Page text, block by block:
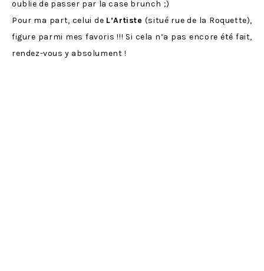
oublie de passer par la case brunch ;)
Pour ma part, celui de L’Artiste (situé rue de la Roquette),
figure parmi mes favoris !!! Si cela n’a pas encore été fait,
rendez-vous y absolument !